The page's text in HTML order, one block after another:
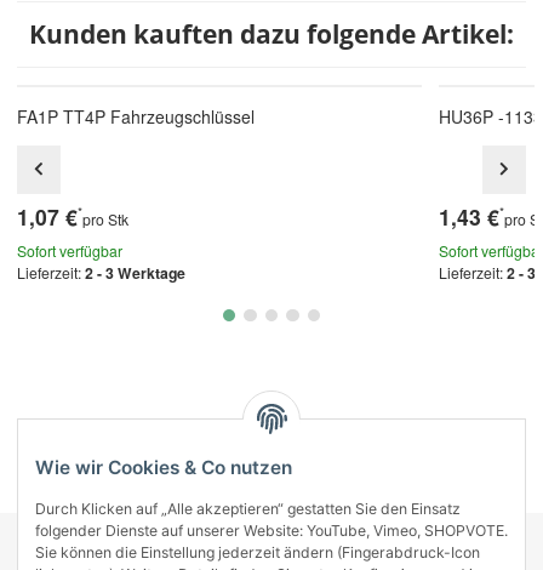
Kunden kauften dazu folgende Artikel:
FA1P TT4P Fahrzeugschlüssel
1,07 €*pro Stk
Sofort verfügbar
Lieferzeit:2 - 3 Werktage
HU36P -
1,43 €*pro
Sofort verfügbar
Lieferzeit:2 - 3
KONTAKT
Wie wir Cookies & Co nutzen
Durch Klicken auf „Alle akzeptieren“ gestatten Sie den Einsatz
folgender Dienste auf unserer Website: YouTube, Vimeo, SHOPVOTE.
Sie können die Einstellung jederzeit ändern (Fingerabdruck-Icon